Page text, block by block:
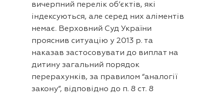
вичерпний перелік об’єктів, які
індексуються, але серед них аліментів
немає. Верховний Суд України
прояснив ситуацію у 2013 р. та
наказав застосовувати до виплат на
дитину загальний порядок
перерахунків, за правилом “аналогії
закону”, відповідно до п. 8 ст. 8